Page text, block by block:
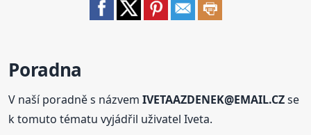
Poradna
V naší poradně s názvemIVETAAZDENEK@EMAIL.CZse
k tomuto tématu vyjádřil uživatel Iveta.